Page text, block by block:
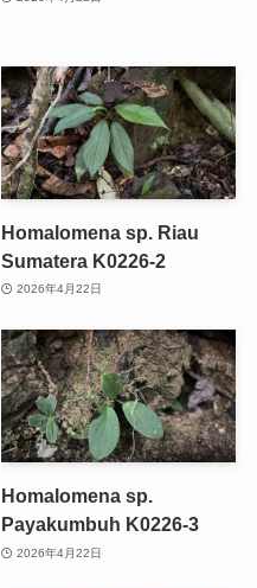
Homalomena sp. Riau
Sumatera K0226-2
2026年4月22日
Homalomena sp.
Payakumbuh K0226-3
2026年4月22日